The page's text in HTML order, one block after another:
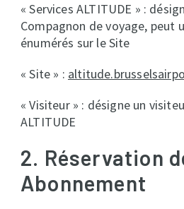
« Services ALTITUDE » :
Compagnon de voyage, peut
énumérés sur le Site
« Site » :
« Visiteur » : désigne un
ALTITUDE
2. Réservation
Abonnement